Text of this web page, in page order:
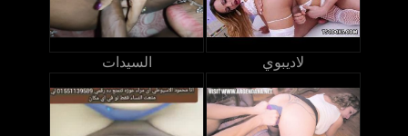
السيدات لاديبوي